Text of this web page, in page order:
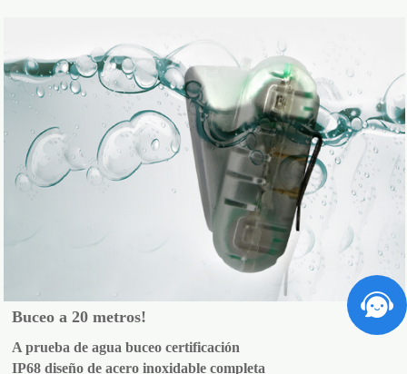
Buceo a 20 metros!
A prueba de agua buceo certificación
IP68 diseño de acero inoxidable completa